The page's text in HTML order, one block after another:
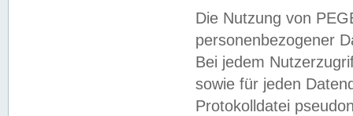
Die Nutzung von
personenbezogener
Bei jedem
sowie für jeden
Protokolldatei